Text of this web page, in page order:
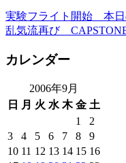
実験フライト開始 本
乱気流再び
カレンダー
2006年9月
日
月 火 水 木 金 土
1
2
3
4 5 6 7 8
9
10 11 12 13 14 15 16